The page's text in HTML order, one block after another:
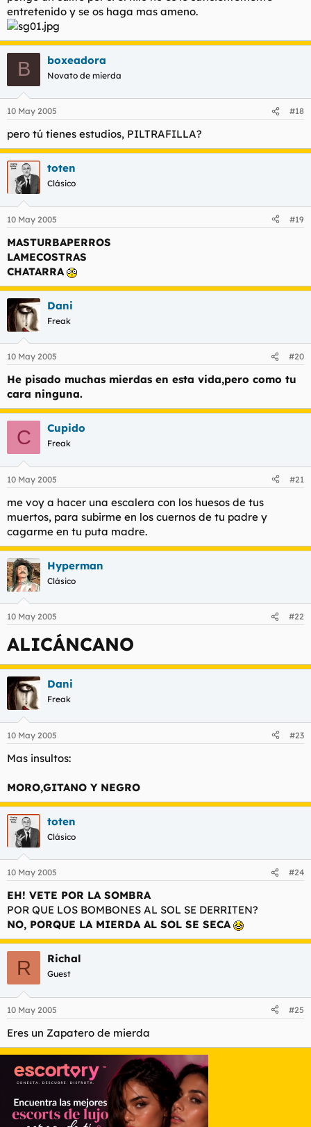
entretenido y se os haga mas ameno.
B boxeadora
Novato de mierda
10 May 2005 #18
pero tú tienes estudios, PILTRAFILLA?
toten
Clásico
10 May 2005 #19
MASTURBAPERROS
LAMECOSTRAS
CHATARRA
Dani
Freak
10 May 2005 #20
He pisado muchas mierdas en esta vida,pero como tu
cara ninguna.
C Cupido
Freak
10 May 2005 #21
me voy a hacer una escalera con los huesos de tus
muertos, para subirme en los cuernos de tu padre y
cagarme en tu puta madre.
Hyperman
Clásico
10 May 2005 #22
ALICÁNCANO
Dani
Freak
10 May 2005 #23
Mas insultos:
MORO,GITANO Y NEGRO
toten
Clásico
10 May 2005 #24
EH! VETE POR LA SOMBRA
POR QUE LOS BOMBONES AL SOL SE DERRITEN?
NO, PORQUE LA MIERDA AL SOL SE SECA
R Richal
Guest
10 May 2005 #25
Eres un Zapatero de mierda